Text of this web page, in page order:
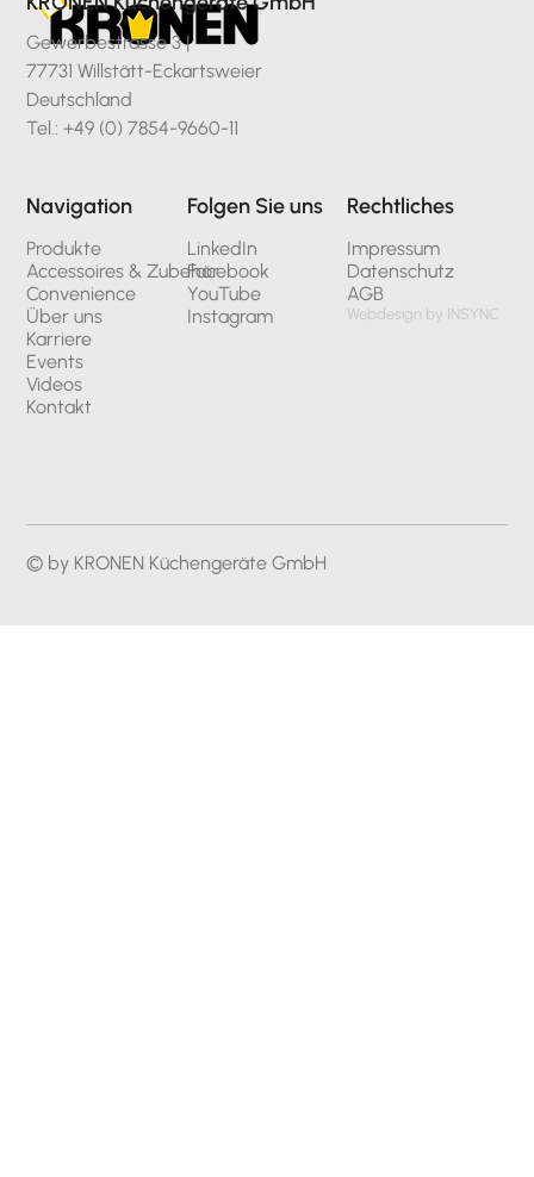
© by KRONEN Küchengeräte GmbH
Gewerbestrasse 3 |
77731 Willstätt-Eckartsweier
Deutschland
Tel.: +49 (0) 7854-9660-11
Navigation
Produkte
Accessoires & Zubehör
Convenience
Über uns
Karriere
Events
Videos
Kontakt
Folgen Sie uns
LinkedIn
Facebook
YouTube
Instagram
Rechtliches
Impressum
Datenschutz
AGB
Webdesign by INSYNC